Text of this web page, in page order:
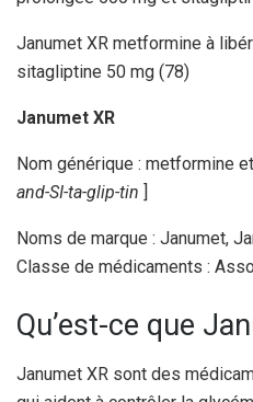
Janumet XR metformine à
sitagliptine 50 mg (78)
Janumet XR
Nom générique : metformine
and-SI-ta-glip-tin ]
Noms de marque : Janumet,
Classe de médicaments :
Qu’est-ce que
Janumet XR sont des